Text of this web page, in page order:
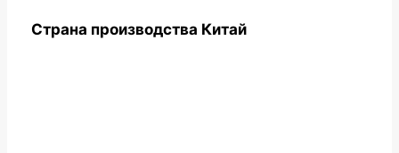
Страна производства Китай